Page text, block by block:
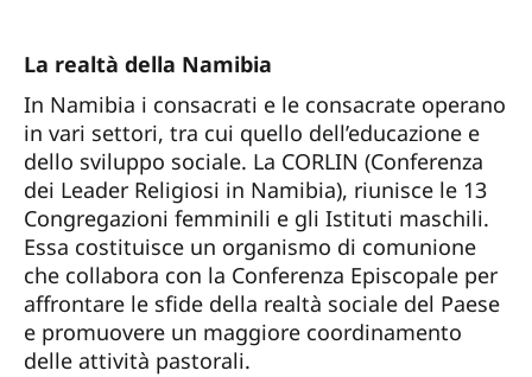
La realtà della Namibia
In Namibia i consacrati e le consacrate operano
in vari settori, tra cui quello dell’educazione e
dello sviluppo sociale. La CORLIN (Conferenza
dei Leader Religiosi in Namibia), riunisce le 13
Congregazioni femminili e gli Istituti maschili.
Essa costituisce un organismo di comunione
che collabora con la Conferenza Episcopale per
affrontare le sfide della realtà sociale del Paese
e promuovere un maggiore coordinamento
delle attività pastorali.